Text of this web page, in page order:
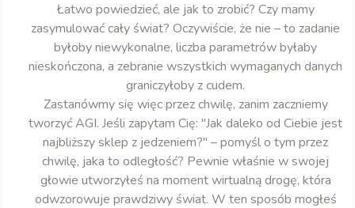
Łatwo powiedzieć, ale jak to zrobić? Czy mamy
zasymulować cały świat? Oczywiście, że nie – to zadanie
byłoby niewykonalne, liczba parametrów byłaby
nieskończona, a zebranie wszystkich wymaganych danych
graniczyłoby z cudem.
Zastanówmy się więc przez chwilę, zanim zaczniemy
tworzyć AGI. Jeśli zapytam Cię: "Jak daleko od Ciebie jest
najbliższy sklep z jedzeniem?" – pomyśl o tym przez
chwilę, jaka to odległość? Pewnie właśnie w swojej
głowie utworzyłeś na moment wirtualną drogę, która
odwzorowuje prawdziwy świat. W ten sposób mogłeś